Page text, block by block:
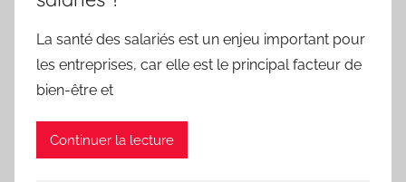
La santé des salariés est un enjeu important pour
les entreprises, car elle est le principal facteur de
bien-être et
Continuer la lecture